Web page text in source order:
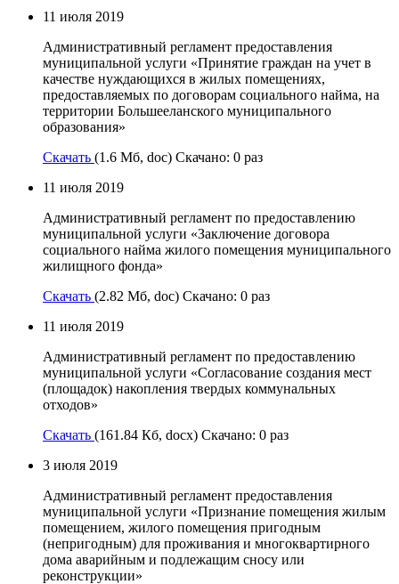
11 июля 2019
Административный регламент предоставления
муниципальной услуги «Принятие граждан на учет в
качестве нуждающихся в жилых помещениях,
предоставляемых по договорам социального найма, на
территории Большееланского муниципального
образования»
Скачать (1.6 Мб, doc) Скачано: 0 раз
11 июля 2019
Административный регламент по предоставлению
муниципальной услуги «Заключение договора
социального найма жилого помещения муниципального
жилищного фонда»
Скачать (2.82 Мб, doc) Скачано: 0 раз
11 июля 2019
Административный регламент по предоставлению
муниципальной услуги «Согласование создания мест
(площадок) накопления твердых коммунальных
отходов»
Скачать (161.84 Кб, docx) Скачано: 0 раз
3 июля 2019
Административный регламент предоставления
муниципальной услуги «Признание помещения жилым
помещением, жилого помещения пригодным
(непригодным) для проживания и многоквартирного
дома аварийным и подлежащим сносу или
реконструкции»